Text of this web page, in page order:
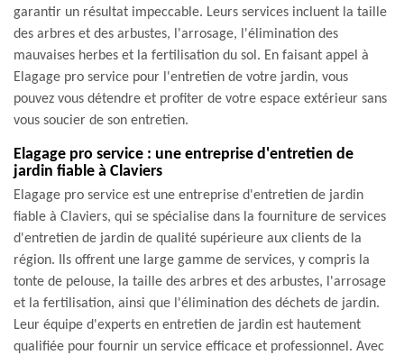
garantir un résultat impeccable. Leurs services incluent la taille
des arbres et des arbustes, l'arrosage, l'élimination des
mauvaises herbes et la fertilisation du sol. En faisant appel à
Elagage pro service pour l'entretien de votre jardin, vous
pouvez vous détendre et profiter de votre espace extérieur sans
vous soucier de son entretien.
Elagage pro service : une entreprise d'entretien de
jardin fiable à Claviers
Elagage pro service est une entreprise d'entretien de jardin
fiable à Claviers, qui se spécialise dans la fourniture de services
d'entretien de jardin de qualité supérieure aux clients de la
région. Ils offrent une large gamme de services, y compris la
tonte de pelouse, la taille des arbres et des arbustes, l'arrosage
et la fertilisation, ainsi que l'élimination des déchets de jardin.
Leur équipe d'experts en entretien de jardin est hautement
qualifiée pour fournir un service efficace et professionnel. Avec